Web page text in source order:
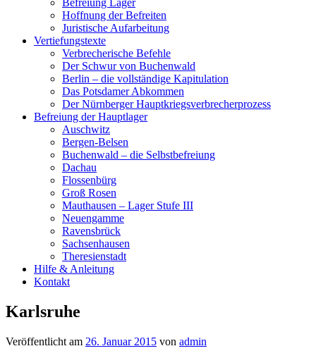
Hoffnung der Befreiten
Juristische Aufarbeitung
Vertiefungstexte
Verbrecherische Befehle
Der Schwur von Buchenwald
Berlin – die vollständige Kapitulation
Das Potsdamer Abkommen
Der Nürnberger Hauptkriegsverbrecherprozess
Befreiung der Hauptlager
Auschwitz
Bergen-Belsen
Buchenwald – die Selbstbefreiung
Dachau
Flossenbürg
Groß Rosen
Mauthausen – Lager Stufe III
Neuengamme
Ravensbrück
Sachsenhausen
Theresienstadt
Hilfe & Anleitung
Kontakt
Karlsruhe
Veröffentlicht am 26. Januar 2015 von admin